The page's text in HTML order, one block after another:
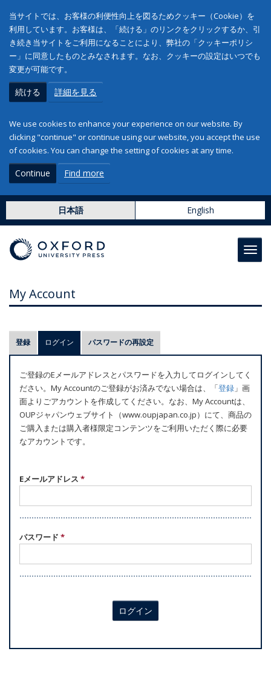
当サイトでは、お客様の利便性向上を図るためクッキー（Cookie）を
利用しています。お客様は、「続ける」のリンクをクリックするか、引
き続き当サイトをご利用になることにより、弊社の「クッキーポリシ
ー」に同意したものとみなされます。なお、クッキーの設定はいつでも
変更が可能です。
続ける 詳細を見る
We use cookies to enhance your experience on our website. By
clicking "continue" or continue using our website, you accept the use
of cookies. You can change the setting of cookies at any time.
Continue Find more
日本語 English
My Account
プ
ラ
マ
リ
ー
タ
ブ
登録 ログイン (アクティブなタブ)
パスワードの再設定
ご登録のEメールアドレスとパスワードを入力してログインしてく
ださい。My Accountのご登録がお済みでない場合は、「登録 」画
面よりごアカウントを作成してください。なお、My Accountは、
OUPジャパンウェブサイト（www.oupjapan.co.jp）にて、商品の
ご購入または購入者様限定コンテンツをご利用いただく際に必要
なアカウントです。
Eメールアドレス *
パスワード *
ログイン